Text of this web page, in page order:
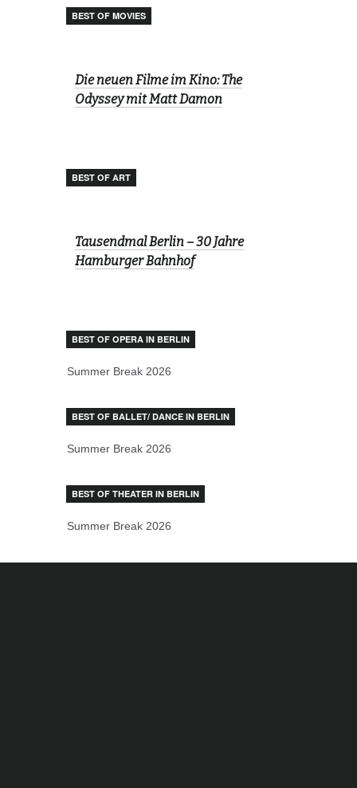
BEST OF MOVIES
Die neuen Filme im Kino: The
Odyssey mit Matt Damon
BEST OF ART
Tausendmal Berlin – 30 Jahre
Hamburger Bahnhof
BEST OF OPERA IN BERLIN
Summer Break 2026
BEST OF BALLET/ DANCE IN BERLIN
Summer Break 2026
BEST OF THEATER IN BERLIN
Summer Break 2026